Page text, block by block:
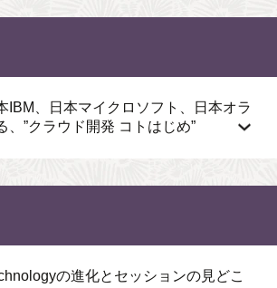
IBM、日本マイクロソフト、日本オラ
、”クラウド開発 コトはじめ”
の進化とセッションの見どこ